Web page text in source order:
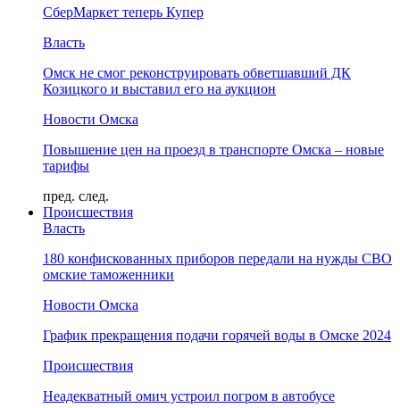
СберМаркет теперь Купер
Власть
Омск не смог реконструировать обветшавший ДК
Козицкого и выставил его на аукцион
Новости Омска
Повышение цен на проезд в транспорте Омска – новые
тарифы
пред. след.
Происшествия
Власть
180 конфискованных приборов передали на нужды СВО
омские таможенники
Новости Омска
График прекращения подачи горячей воды в Омске 2024
Происшествия
Неадекватный омич устроил погром в автобусе